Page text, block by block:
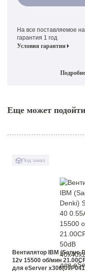
На все поставляемое
гарантия 1 год
Условия гарантии
Еще может подойти
Под заказ
Вентилятор IBM (Sanyo-
12v 15500 об/мин
для eServer